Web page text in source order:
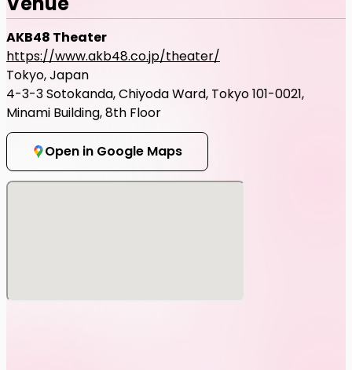
AKB48 Theater
https://www.akb48.co.jp/theater/
Tokyo, Japan
4-3-3 Sotokanda, Chiyoda Ward, Tokyo 101-0021,
Minami Building, 8th Floor
Open in Google Maps